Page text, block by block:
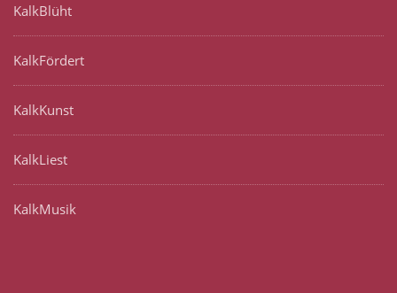
KalkBlüht
KalkFördert
KalkKunst
KalkLiest
KalkMusik